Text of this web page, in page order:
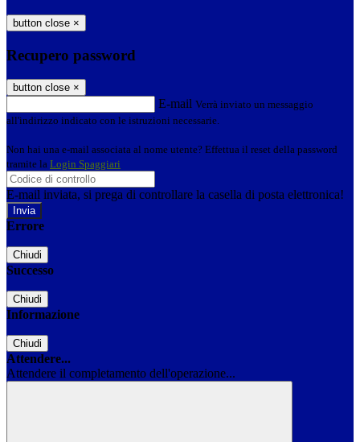
button close ×
Recupero password
button close ×
E-mail Verrà inviato un messaggio
all'indirizzo indicato con le istruzioni necessarie.
Non hai una e-mail associata al nome utente? Effettua il reset della password
tramite la Login Spaggiari
E-mail inviata, si prega di controllare la casella di posta elettronica!
Errore
Chiudi
Successo
Chiudi
Informazione
Chiudi
Attendere...
Attendere il completamento dell'operazione...